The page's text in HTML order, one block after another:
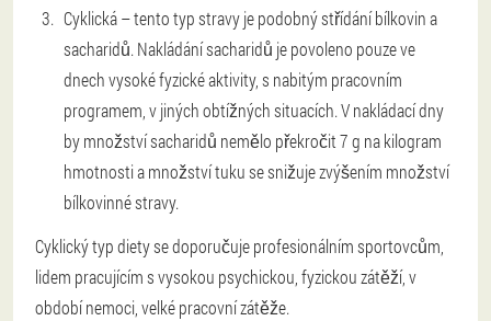
Cyklická – tento typ stravy je podobný střídání bílkovin a
sacharidů. Nakládání sacharidů je povoleno pouze ve
dnech vysoké fyzické aktivity, s nabitým pracovním
programem, v jiných obtížných situacích. V nakládací dny
by množství sacharidů nemělo překročit 7 g na kilogram
hmotnosti a množství tuku se snižuje zvýšením množství
bílkovinné stravy.
Cyklický typ diety se doporučuje profesionálním sportovcům,
lidem pracujícím s vysokou psychickou, fyzickou zátěží, v
období nemoci, velké pracovní zátěže.